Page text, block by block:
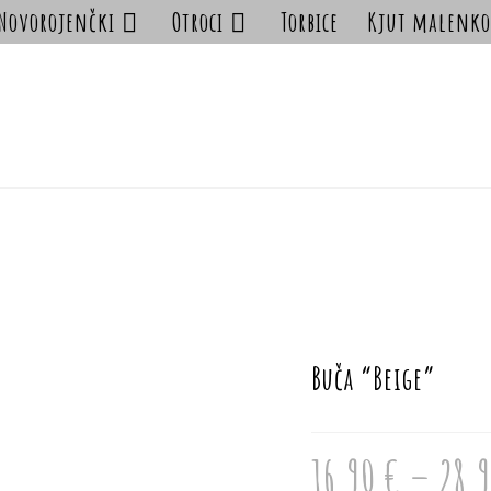
Otroci Torbice Kjut
Buča “Beige”
16.90 € –